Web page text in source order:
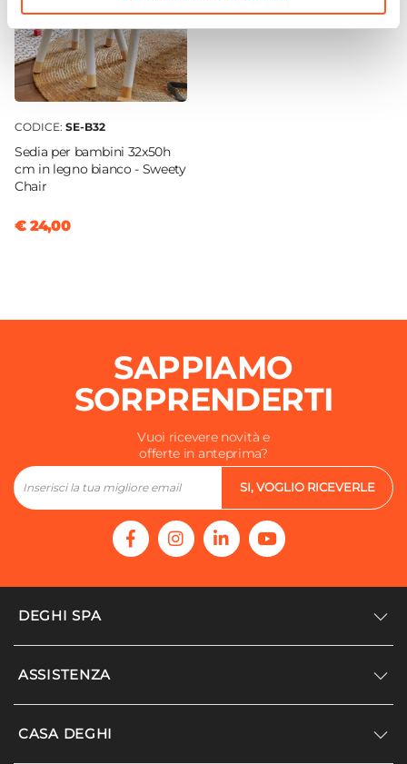
Rotonda
Materiale Struttura
Legno
Colore Struttura
CODICE: SE-B32
Sedia per bambini 32x50h
cm in legno bianco - Sweety
Chair
€ 24,00
SAPPIAMO
SORPRENDERTI
Vuoi ricevere novità e
offerte in anteprima?
SI, VOGLIO RICEVERLE
DEGHI SPA
Accedi/Registrati
ASSISTENZA
Supporto
CASA DEGHI